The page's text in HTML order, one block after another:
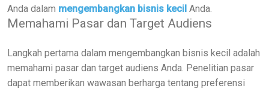
Anda dalam mengembangkan bisnis kecil Anda.
Memahami Pasar dan Target Audiens
Langkah pertama dalam mengembangkan bisnis kecil adalah
memahami pasar dan target audiens Anda. Penelitian pasar
dapat memberikan wawasan berharga tentang preferensi